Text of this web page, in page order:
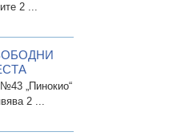
2 ...
„Пинокио“
2 ...